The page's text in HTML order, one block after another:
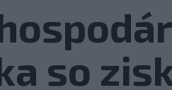
so